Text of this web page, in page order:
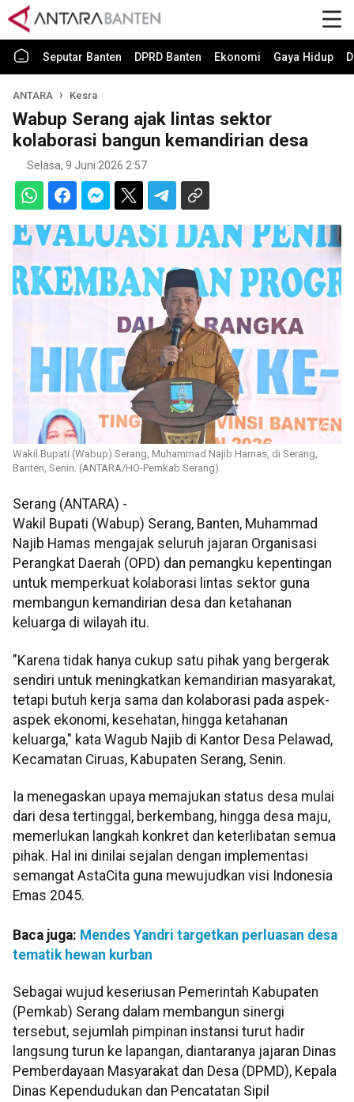
Seputar Banten DPRD Banten Ekonomi Gaya Hidup
ANTARA Kesra
Wabup Serang ajak lintas sektor
kolaborasi bangun kemandirian desa
Selasa, 9 Juni 2026 2:57
Wakil Bupati (Wabup) Serang, Muhammad Najib Hamas, di Serang,
Banten, Senin. (ANTARA/HO-Pemkab Serang)
Serang (ANTARA) -
Wakil Bupati (Wabup) Serang, Banten, Muhammad
Najib Hamas mengajak seluruh jajaran Organisasi
Perangkat Daerah (OPD) dan pemangku kepentingan
untuk memperkuat kolaborasi lintas sektor guna
membangun kemandirian desa dan ketahanan
keluarga di wilayah itu.
"Karena tidak hanya cukup satu pihak yang bergerak
sendiri untuk meningkatkan kemandirian masyarakat,
tetapi butuh kerja sama dan kolaborasi pada aspek-
aspek ekonomi, kesehatan, hingga ketahanan
keluarga," kata Wagub Najib di Kantor Desa Pelawad,
Kecamatan Ciruas, Kabupaten Serang, Senin.
Ia menegaskan upaya memajukan status desa mulai
dari desa tertinggal, berkembang, hingga desa maju,
memerlukan langkah konkret dan keterlibatan semua
pihak. Hal ini dinilai sejalan dengan implementasi
semangat AstaCita guna mewujudkan visi Indonesia
Emas 2045.
Baca juga: Mendes Yandri targetkan perluasan desa
tematik hewan kurban
Sebagai wujud keseriusan Pemerintah Kabupaten
(Pemkab) Serang dalam membangun sinergi
tersebut, sejumlah pimpinan instansi turut hadir
langsung turun ke lapangan, diantaranya jajaran Dinas
Pemberdayaan Masyarakat dan Desa (DPMD), Kepala
Dinas Kependudukan dan Pencatatan Sipil